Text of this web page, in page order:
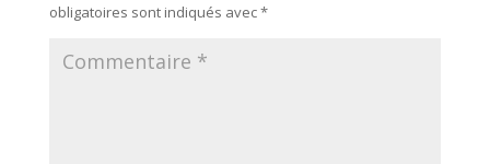
obligatoires sont indiqués avec*